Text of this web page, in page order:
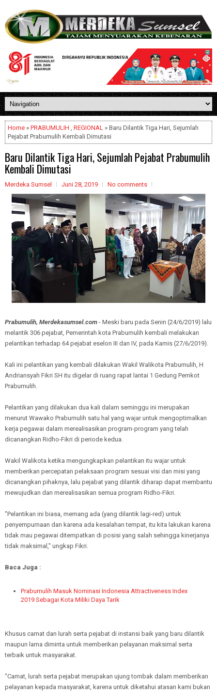
Home » PRABUMULIH , REGIONAL » Baru Dilantik Tiga Hari, Sejumlah
Pejabat Prabumulih Kembali Dimutasi
Baru Dilantik Tiga Hari, Sejumlah Pejabat Prabumulih
Kembali Dimutasi
Merdeka Sumsel Juni 28, 2019 No comments
Prabumulih, Merdekasumsel.com - Meski baru pada Senin (24/6/2019) lalu
melantik 306 pejabat, Pemerintah kota Prabumulih kembali melakukan
pelantikan terhadap 64 pejabat eselon III dan IV, pada Kamis (27/6/2019).
Kali ini pelantikan yang kembali dilakukan Wakil Walikota Prabumulih, H
Andriansyah Fikri SH itu digelar di ruang rapat lantai 1 Gedung Pemkot
Prabumulih.
Pelantikan yang dilakukan dua kali dalam seminggu ini merupakan
menurut Wawako Prabumulih satu hal yang wajar untuk mengoptimalkan
kerja pegawai dalam merealisasikan program-program yang telah
dicanangkan Ridho-Fikri di periode kedua.
Wakil Walikota ketika mengungkapkan pelantikan itu wajar untuk
memberikan percepatan pelaksaan program sesuai visi dan misi yang
dicanangkan pihaknya, lalu pejabat yang dilantik diharap dapat membantu
mewujudkan dan merealisasikan semua program Ridho-Fikri.
"Pelantikan ini biasa, memang ada (yang dilantik lagi-red) untuk
penyempurnaan dan karena ada kesalahan tempat, itu kita lakukan karena
tidak mau pegawai ditempatkan di posisi yang salah sehingga kinerjanya
tidak maksimal," ungkap Fikri.
Baca Juga :
Prabumulih Masuk Nominasi Indonesia Attractiveness Index
2019 Sebagai Kota Miliki Daya Tarik
Khusus camat dan lurah serta pejabat di instansi baik yang baru dilantik
maupun lama diminta untuk memberikan pelayanan maksimal serta
terbaik untuk masyarakat.
"Camat, lurah serta pejabat merupakan ujung tombak dalam memberikan
pelayanan kepada masyarakat, karena untuk diketahui atasan kami bukan